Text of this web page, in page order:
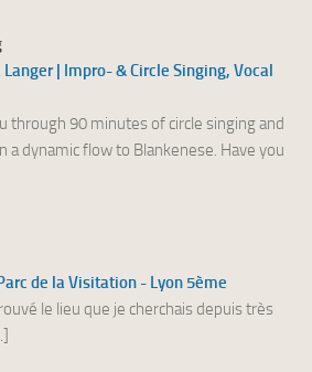
| Impro- & Circle Singing, Vocal
through 90 minutes of circle singing and
a dynamic flow to Blankenese. Have you
de la Visitation - Lyon 5ème
le lieu que je cherchais depuis très